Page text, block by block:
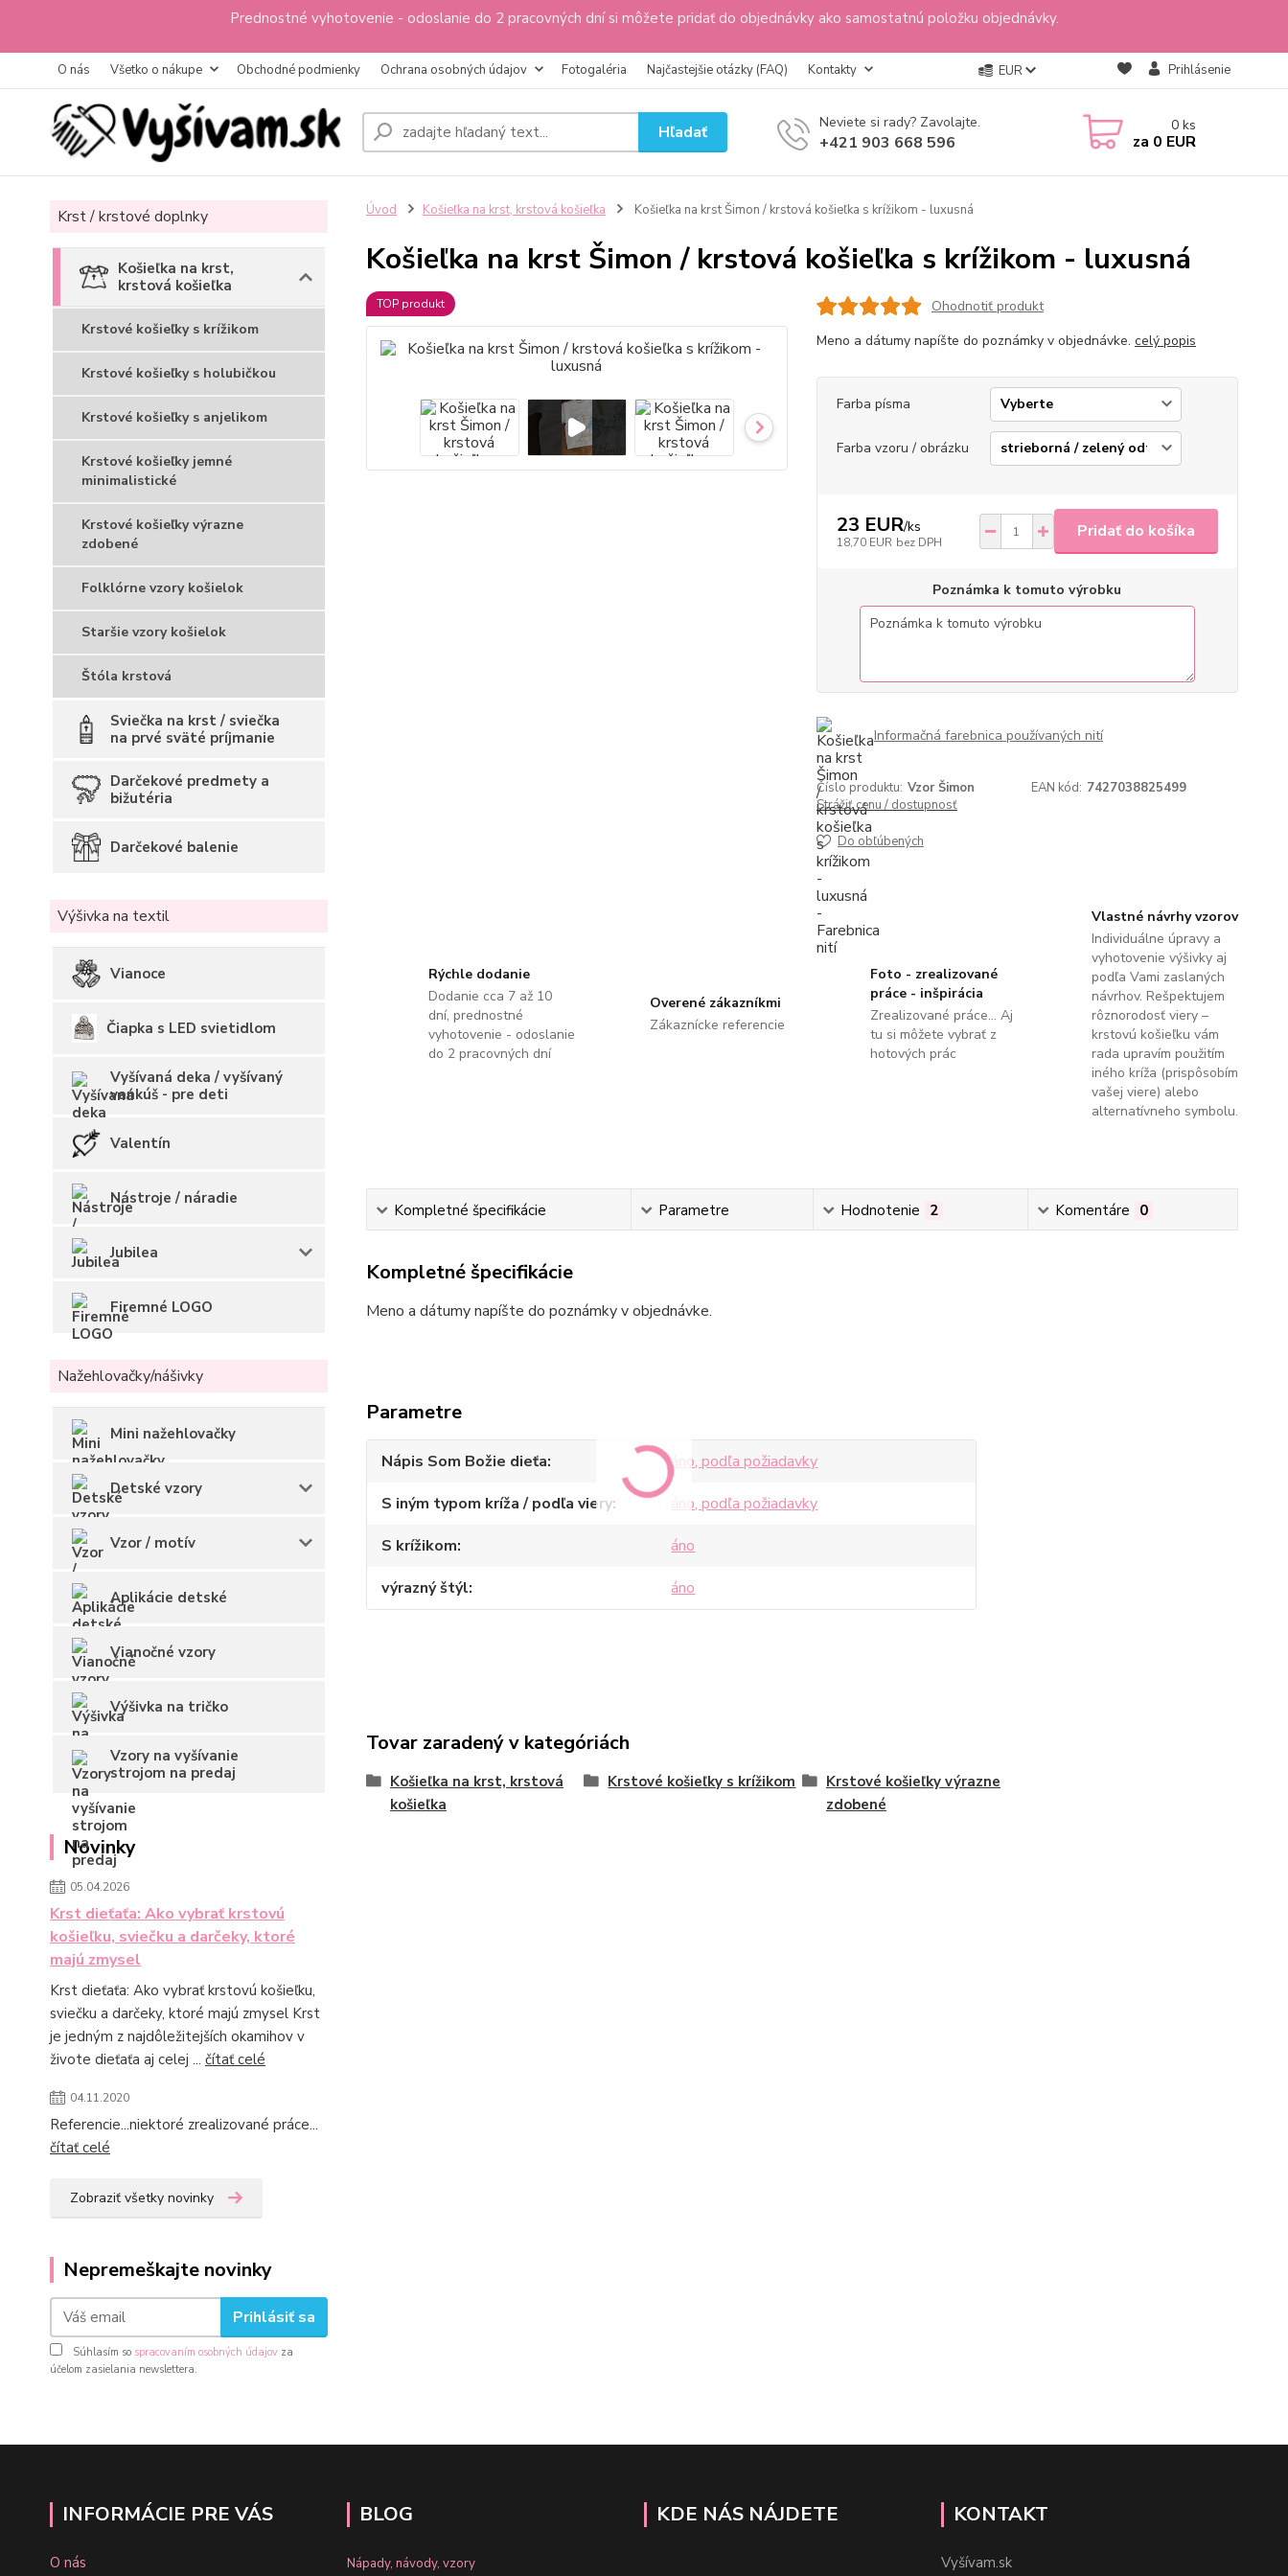
Prednostné vyhotovenie - odoslanie do 2 pracovných dní si môžete pridať do objednávky ako samostatnú položku objednávky.
O nás Všetko o nákupe Obchodné podmienky Ochrana osobných údajov Fotogaléria Najčastejšie otázky (FAQ) Kontakty EUR Prihlásenie
Hľadať Neviete si rady? Zavolajte.
+421 903 668 596
0 ks
za 0 EUR
Krst / krstové doplnky
Košieľka na krst,
krstová košieľka
Krstové košieľky s krížikom
Krstové košieľky s holubičkou
Krstové košieľky s anjelikom
Krstové košieľky jemné
minimalistické
Krstové košieľky výrazne
zdobené
Folklórne vzory košielok
Staršie vzory košielok
Štóla krstová
Sviečka na krst / sviečka
na prvé sväté príjmanie
Darčekové predmety a
bižutéria
Darčekové balenie
Výšivka na textil
Vianoce
Čiapka s LED svietidlom
Vyšívaná deka / vyšívaný
vankúš - pre deti
Valentín
Nástroje / náradie
Jubilea
Firemné LOGO
Nažehlovačky/nášivky
Mini nažehlovačky
Detské vzory
Vzor / motív
Aplikácie detské
Vianočné vzory
Výšivka na tričko
Vzory na vyšívanie
strojom na predaj
Novinky
05.04.2026
Krst dieťaťa: Ako vybrať krstovú
košieľku, sviečku a darčeky, ktoré
majú zmysel
Krst dieťaťa: Ako vybrať krstovú košieľku,
sviečku a darčeky, ktoré majú zmysel Krst
je jedným z najdôležitejších okamihov v
živote dieťaťa aj celej ... čítať celé
04.11.2020
Referencie...niektoré zrealizované práce...
čítať celé
Zobraziť všetky novinky
Nepremeškajte novinky
Prihlásiť sa
Súhlasím so spracovaním osobných údajov za
účelom zasielania newslettera.
Úvod Košieľka na krst, krstová košieľka Košieľka na krst Šimon / krstová košieľka s krížikom - luxusná
Košieľka na krst Šimon / krstová košieľka s krížikom - luxusná
TOP produkt
Ohodnotiť produkt
Meno a dátumy napíšte do poznámky v objednávke. celý popis
Farba písma
Farba vzoru / obrázku
23 EUR/ks
18,70 EUR bez DPH
Pridať do košíka
Poznámka k tomuto výrobku
Informačná farebnica používaných nití
Číslo produktu: Vzor Šimon EAN kód: 7427038825499
Strážiť cenu / dostupnosť
Do obľúbených
Rýchle dodanie
Dodanie cca 7 až 10
dní, prednostné
vyhotovenie - odoslanie
do 2 pracovných dní
Overené zákazníkmi
Zákaznícke referencie
Foto - zrealizované
práce - inšpirácia
Zrealizované práce... Aj
tu si môžete vybrať z
hotových prác
Vlastné návrhy vzorov
Individuálne úpravy a
vyhotovenie výšivky aj
podľa Vami zaslaných
návrhov. Rešpektujem
rôznorodosť viery –
krstovú košieľku vám
rada upravím použitím
iného kríža (prispôsobím
vašej viere) alebo
alternatívneho symbolu.
Kompletné špecifikácie Parametre Hodnotenie 2 Komentáre 0
Kompletné špecifikácie
Meno a dátumy napíšte do poznámky v objednávke.
Parametre
Nápis Som Božie dieťa
áno, podľa požiadavky
S iným typom kríža / podľa viery
áno, podľa požiadavky
S krížikom
áno
výrazný štýl
áno
Tovar zaradený v kategóriách
Košieľka na krst, krstová
košieľka
Krstové košieľky s krížikom
Krstové košieľky výrazne
zdobené
INFORMÁCIE PRE VÁS
O nás
BLOG
Nápady, návody, vzory
KDE NÁS NÁJDETE KONTAKT
Vyšívam.sk